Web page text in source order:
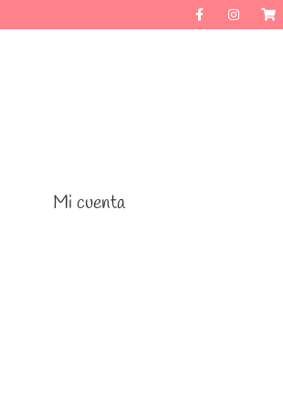
Mi cuenta
Mi cuenta